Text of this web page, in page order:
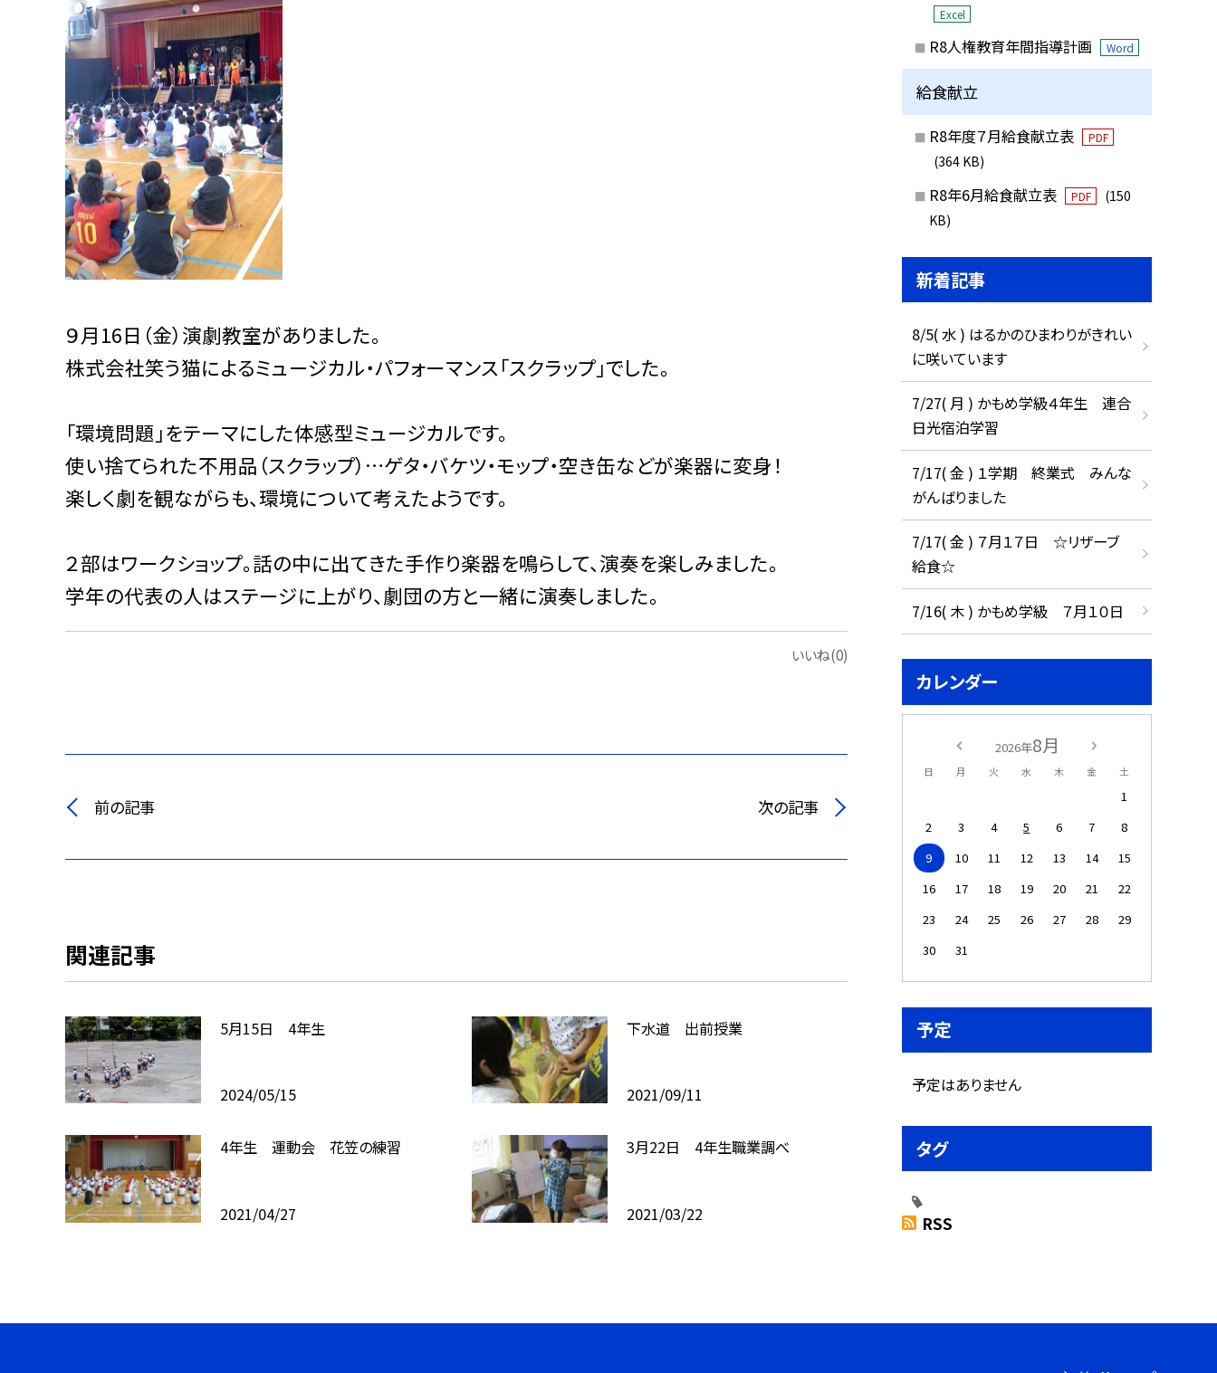
９月16日（金）演劇教室がありました。
株式会社笑う猫によるミュージカル・パフォーマンス「スクラップ」でした。
「環境問題」をテーマにした体感型ミュージカルです。
使い捨てられた不用品（スクラップ）…ゲタ・バケツ・モップ・空き缶などが楽器に変身！
楽しく劇を観ながらも、環境について考えたようです。
２部はワークショップ。話の中に出てきた手作り楽器を鳴らして、演奏を楽しみました。
学年の代表の人はステージに上がり、劇団の方と一緒に演奏しました。
いいね(0)
前の記事 次の記事
関連記事
5月15日 4年生
2024/05/15
下水道 出前授業
2021/09/11
4年生 運動会 花笠の練習
2021/04/27
3月22日 4年生職業調べ
2021/03/22
Excel
R8人権教育年間指導計画 Word
給食献立
R8年度７月給食献立表 PDF
(364 KB)
R8年6月給食献立表 PDF
(150
KB)
新着記事
8/5( 水 ) はるかのひまわりがきれい
に咲いています
7/27( 月 ) かもめ学級４年生 連合
日光宿泊学習
7/17( 金 ) １学期 終業式 みんな
がんばりました
7/17( 金 ) ７月１７日 ☆リザーブ
給食☆
7/16( 木 ) かもめ学級 ７月１０日
カレンダー
2026年8月
日 月 火 水 木 金 土
1
2
3 4 5 6 7
8
9
10 11 12 13 14
15
16
17 18 19 20 21
22
23
24 25 26 27 28
29
30
31
予定
予定はありません
タグ
RSS